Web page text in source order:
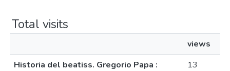
Total visits
views
Historia del beatiss. Gregorio Papa :
13